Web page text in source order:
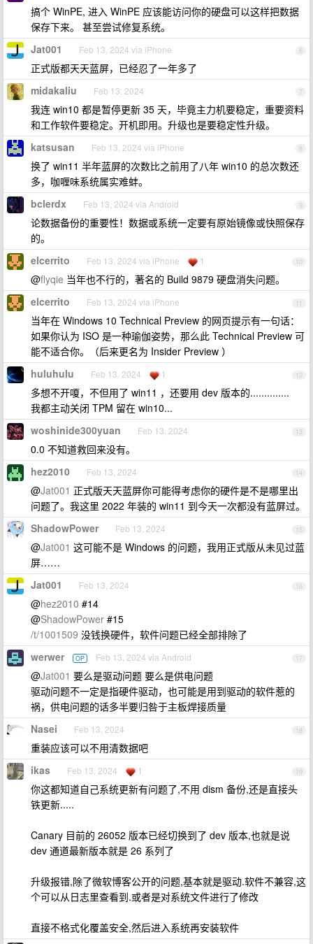
搞个 WinPE, 进入 WinPE 应该能访问你的硬盘可以这样把数据
保存下来。 甚至尝试修复系统。
6
Jat001 Feb 13, 2024 via iPhone
正式版都天天蓝屏，已经忍了一年多了
7
midakaliu Feb 13, 2024
我连 win10 都是暂停更新 35 天，毕竟主力机要稳定，重要资料
和工作软件要稳定。开机即用。升级也是要稳定性升级。
8
katsusan Feb 13, 2024 via iPhone
换了 win11 半年蓝屏的次数比之前用了八年 win10 的总次数还
多，咖喱味系统属实难蚌。
9
bclerdx Feb 13, 2024 via Android
论数据备份的重要性！数据或系统一定要有原始镜像或快照保存
的。
10
elcerrito Feb 13, 2024 via iPhone 1
@flyqie 当年也不行的，著名的 Build 9879 硬盘消失问题。
11
elcerrito Feb 13, 2024 via iPhone
当年在 Windows 10 Technical Preview 的网页提示有一句话：
如果你认为 ISO 是一种瑜伽姿势，那么此 Technical Preview 可
能不适合你。（后来更名为 Insider Preview ）
12
huluhulu Feb 13, 2024 1
多想不开嗄，不但用了 win11 ，还要用 dev 版本的..............
我都主动关闭 TPM 留在 win10...
13
woshinide300yuan Feb 13, 2024
0.0 不知道救回来没有。
14
hez2010 Feb 13, 2024
@Jat001 正式版天天蓝屏你可能得考虑你的硬件是不是哪里出
问题了。我这里 2022 年装的 win11 到今天一次都没有蓝屏过。
15
ShadowPower Feb 13, 2024
@Jat001 这可能不是 Windows 的问题，我用正式版从未见过蓝
屏……
16
Jat001 Feb 13, 2024
@hez2010 #14
@ShadowPower #15
/t/1001509 没钱换硬件，软件问题已经全部排除了
17
werwer OP Feb 13, 2024 via Android
@Jat001 要么是驱动问题 要么是供电问题
驱动问题不一定是指硬件驱动，也可能是用到驱动的软件惹的
祸，供电问题的话多半要归咎于主板焊接质量
18
Nasei Feb 13, 2024
重装应该可以不用清数据吧
19
ikas Feb 13, 2024 1
你这都知道自己系统更新有问题了,不用 dism 备份,还是直接头
铁更新.....
Canary 目前的 26052 版本已经切换到了 dev 版本,也就是说
dev 通道最新版本就是 26 系列了
升级报错,除了微软博客公开的问题,基本就是驱动.软件不兼容,这
个可以从日志里查看到.或者是对系统文件进行了修改
直接不格式化覆盖安全,然后进入系统再安装软件